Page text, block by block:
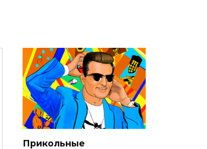
Прикольные